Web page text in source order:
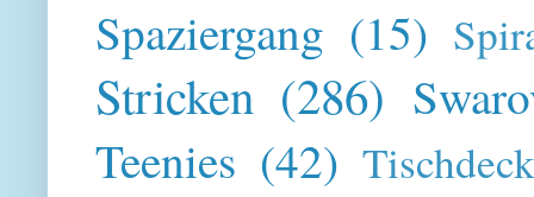
Spaziergang (15)
Stricken (286)
Teenies (42)